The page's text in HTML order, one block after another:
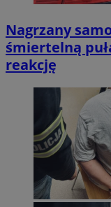
Nagrzany
śmiertelną
reakcję